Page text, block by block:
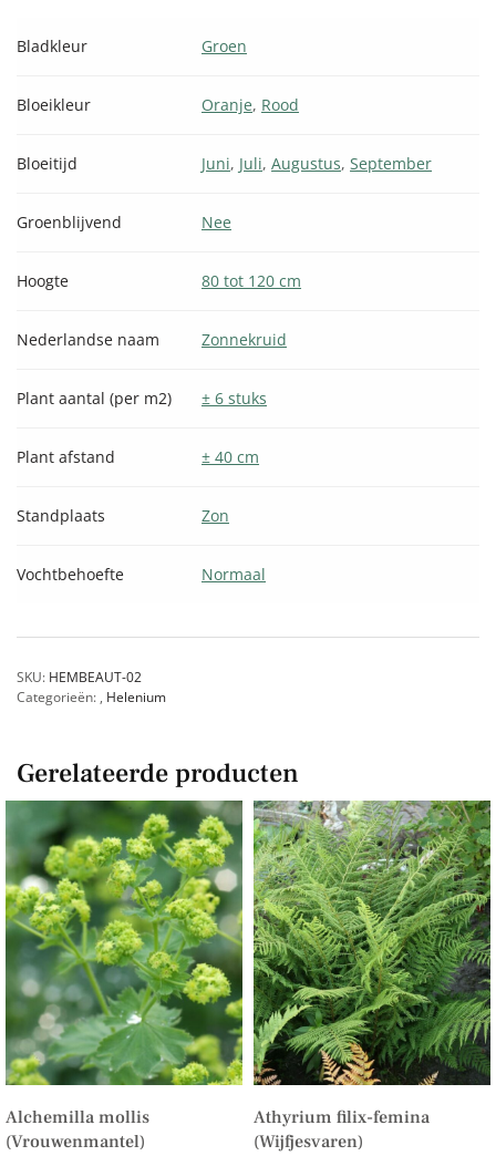
Bladkleur Groen
Bloeikleur Oranje, Rood
Bloeitijd Juni, Juli,Augustus,September
Groenblijvend Nee
Hoogte 80 tot 120 cm
Nederlandse naam Zonnekruid
Plant aantal (per m2) ± 6 stuks
Plant afstand ± 40 cm
Standplaats Zon
Vochtbehoefte Normaal
SKU: HEMBEAUT-02
Categorieën: , Helenium
Gerelateerde producten
Alchemilla mollis
(Vrouwenmantel)
Athyrium filix-femina
(Wijfjesvaren)